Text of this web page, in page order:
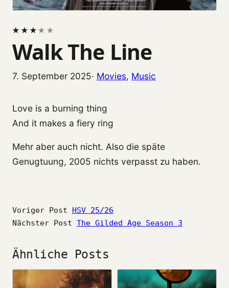
★
★★
★★
★★
★★
★
Walk The Line
7. September 2025· Movies, Music
Love is a burning thing
And it makes a fiery ring
Mehr aber auch nicht. Also die späte
Genugtuung, 2005 nichts verpasst zu haben.
Voriger Post
HSV 25/26
Nächster Post The Gilded Age Season 3
Ähnliche Posts